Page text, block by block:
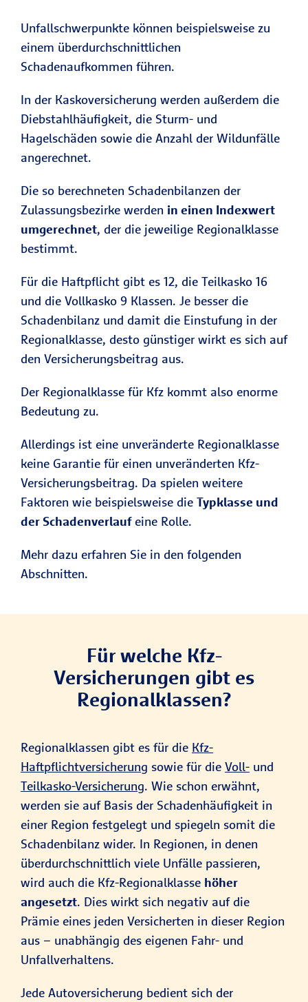
Unfallschwerpunkte können beispielsweise zu
einem überdurchschnittlichen
Schadenaufkommen führen.
In der Kaskoversicherung werden außerdem die
Diebstahlhäufigkeit, die Sturm- und
Hagelschäden sowie die Anzahl der Wildunfälle
angerechnet.
Die so berechneten Schadenbilanzen der
Zulassungsbezirke werden in einen Indexwert
umgerechnet, der die jeweilige Regionalklasse
bestimmt.
Für die Haftpflicht gibt es 12, die Teilkasko 16
und die Vollkasko 9 Klassen. Je besser die
Schadenbilanz und damit die Einstufung in der
Regionalklasse, desto günstiger wirkt es sich auf
den Versicherungsbeitrag aus.
Der Regionalklasse für Kfz kommt also enorme
Bedeutung zu.
Allerdings ist eine unveränderte Regionalklasse
keine Garantie für einen unveränderten Kfz-
Versicherungsbeitrag. Da spielen weitere
Faktoren wie beispielsweise die Typklasse und
der Schadenverlaufeine Rolle.
Mehr dazu erfahren Sie in den folgenden
Abschnitten.
Für welche Kfz-
Versicherungen gibt es
Regionalklassen?
Regionalklassen gibt es für die Kfz-
Haftpflichtversicherung sowie für die Voll- und
Teilkasko-Versicherung. Wie schon erwähnt,
werden sie auf Basis der Schadenhäufigkeit in
einer Region festgelegt und spiegeln somit die
Schadenbilanz wider. In Regionen, in denen
überdurchschnittlich viele Unfälle passieren,
wird auch die Kfz-Regionalklasse höher
angesetzt. Dies wirkt sich negativ auf die
Prämie eines jeden Versicherten in dieser Region
aus – unabhängig des eigenen Fahr- und
Unfallverhaltens.
Jede Autoversicherung bedient sich der